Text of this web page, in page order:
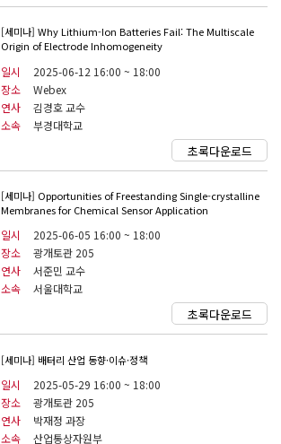
[세미나] Why Lithium-Ion Batteries Fail: The Multiscale
Origin of Electrode Inhomogeneity
일시
2025-06-12 16:00 ~ 18:00
장소
Webex
연사
김경호 교수
소속
부경대학교
초록다운로드
[세미나] Opportunities of Freestanding Single-crystalline
Membranes for Chemical Sensor Application
일시
2025-06-05 16:00 ~ 18:00
장소
광개토관 205
연사
서준민 교수
소속
서울대학교
초록다운로드
[세미나] 배터리 산업 동향·이슈·정책
일시
2025-05-29 16:00 ~ 18:00
장소
광개토관 205
연사
박재정 과장
소속
산업통상자원부